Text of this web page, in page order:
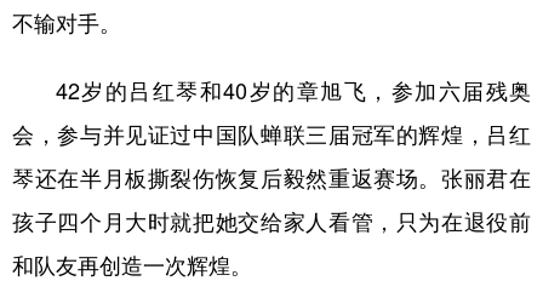
不输对手。
42岁的吕红琴和40岁的章旭飞，参加六届残奥
会，参与并见证过中国队蝉联三届冠军的辉煌，吕红
琴还在半月板撕裂伤恢复后毅然重返赛场。张丽君在
孩子四个月大时就把她交给家人看管，只为在退役前
和队友再创造一次辉煌。